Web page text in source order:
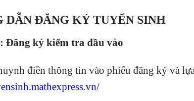
DẪN ĐĂNG KÝ TUYỂN SINH
Đăng ký kiểm tra đầu vào
điền thông tin vào phiếu đăng ký và